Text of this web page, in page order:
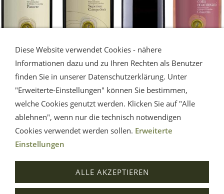
LUGANA - Gardasee
Die Erfrischung vom Gardasee.
Eine Musterauswahl.
Impressum AGB Widerrufsrecht
Datenschutz
Hilfe
Versand
Verträge widerrufen
Diese Website verwendet Cookies - nähere
Informationen dazu und zu Ihren Rechten als Benutzer
finden Sie in unserer Datenschutzerklärung. Unter
"Erweiterte-Einstellungen" können Sie bestimmen,
welche Cookies genutzt werden. Klicken Sie auf "Alle
ablehnen", wenn nur die technisch notwendigen
Cookies verwendet werden sollen. Erweiterte
Einstellungen
ALLE AKZEPTIEREN